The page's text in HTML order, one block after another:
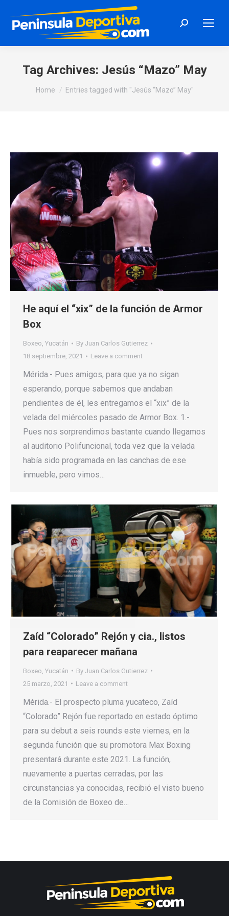
Search:
Tag Archives: Jesús “Mazo” May
You are here:
Home Entries tagged with "Jesús “Mazo” May"
He aquí el “xix” de la función de Armor
Box
Boxeo, Yucatán By Juan Carlos Gutierrez
18 septiembre, 2021
Leave a comment
Mérida.- Pues amigos, para que ya no sigan
esperando, porque sabemos que andaban
pendientes de él, les entregamos el “xix” de la
velada del miércoles pasado de Armor Box. 1.-
Pues nos sorprendimos bastante cuando llegamos
al auditorio Polifuncional, toda vez que la velada
había sido programada en las canchas de ese
inmueble, pero vimos…
Zaíd “Colorado” Rejón y cia., listos
para reaparecer mañana
Boxeo Yucatán By Juan Carlos Gutierrez
25 marzo, 2021
Leave a comment
Mérida.- El prospecto pluma yucateco, Zaíd
“Colorado” Rejón fue reportado en estado óptimo
para su debut a seis rounds este viernes, en la
segunda función que su promotora Max Boxing
presentará durante este 2021. La función,
nuevamente a puertas cerradas, por las
circunstancias ya conocidas, recibió el visto bueno
de la Comisión de Boxeo de…